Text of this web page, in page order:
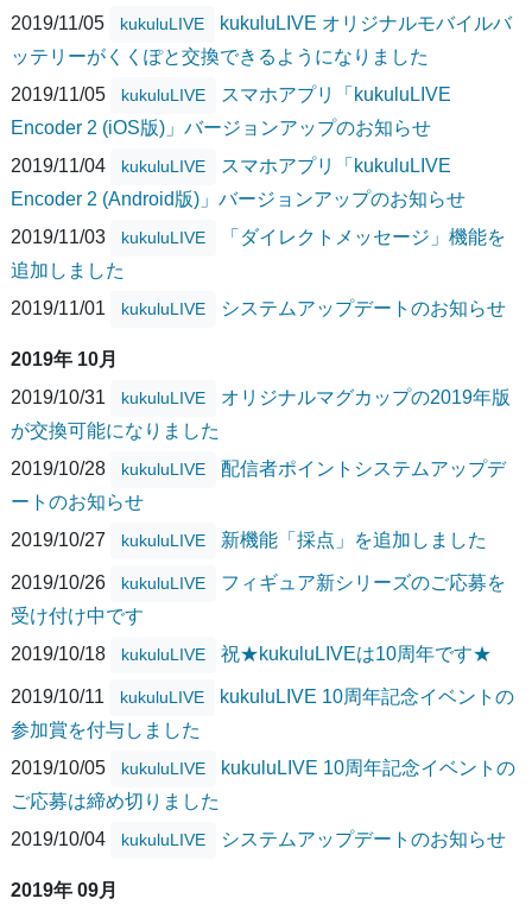
2019/11/05 kukuluLIVE
kukuluLIVE オリジナルモバイルバ
ッテリーがくくぽと交換できるようになりました
2019/11/05
kukuluLIVE
スマホアプリ「kukuluLIVE
Encoder 2 (iOS版)」バージョンアップのお知らせ
2019/11/04
kukuluLIVE
スマホアプリ「kukuluLIVE
Encoder 2 (Android版)」バージョンアップのお知らせ
2019/11/03
kukuluLIVE
「ダイレクトメッセージ」機能を
追加しました
2019/11/01
kukuluLIVE システムアップデートのお知らせ
2019年 10月
2019/10/31
kukuluLIVE
オリジナルマグカップの2019年版
が交換可能になりました
2019/10/28
kukuluLIVE
配信者ポイントシステムアップデ
ートのお知らせ
2019/10/27
kukuluLIVE 新機能「採点」を追加しました
2019/10/26 kukuluLIVE
フィギュア新シリーズのご応募を
受け付け中です
2019/10/18
kukuluLIVE 祝★kukuluLIVEは10周年です★
2019/10/11 kukuluLIVE
kukuluLIVE 10周年記念イベントの
参加賞を付与しました
2019/10/05
kukuluLIVE
kukuluLIVE 10周年記念イベントの
ご応募は締め切りました
2019/10/04
kukuluLIVE システムアップデートのお知らせ
2019年 09月